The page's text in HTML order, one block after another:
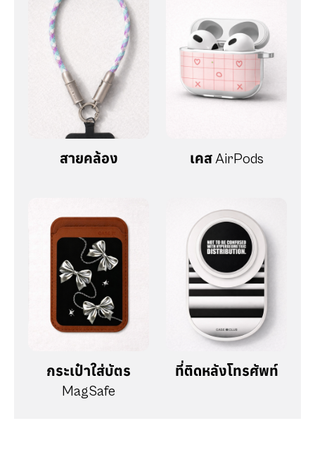
สายคล้อง เคส AirPods
กระเป๋าใส่บัตร
MagSafe
ที่ติดหลังโทรศัพท์